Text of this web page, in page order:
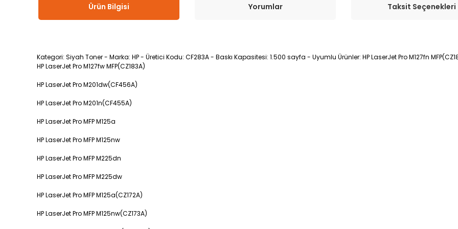
Ürün Bilgisi Yorumlar Taksit Seçenekleri
Kategori: Siyah Toner - Marka: HP - Üretici Kodu: CF283A - Baskı Kapasitesi: 1.500 sayfa - Uyumlu Ürünler: HP LaserJet Pro M127fn
HP LaserJet Pro M127fw MFP(CZ183A)
HP LaserJet Pro M201dw(CF456A)
HP LaserJet Pro M201n(CF455A)
HP LaserJet Pro MFP M125a
HP LaserJet Pro MFP M125nw
HP LaserJet Pro MFP M225dn
HP LaserJet Pro MFP M225dw
HP LaserJet Pro MFP M125a(CZ172A)
HP LaserJet Pro MFP M125nw(CZ173A)